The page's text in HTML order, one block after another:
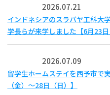
2026.07.21
インドネシアのスラバヤ工科
学長らが来学しました【6月23日
2026.07.09
留学生ホームステイを西予市で
（金）～28日（日）】